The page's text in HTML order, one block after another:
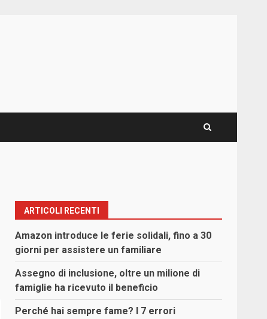
ARTICOLI RECENTI
Amazon introduce le ferie solidali, fino a 30
giorni per assistere un familiare
Assegno di inclusione, oltre un milione di
famiglie ha ricevuto il beneficio
Perché hai sempre fame? I 7 errori